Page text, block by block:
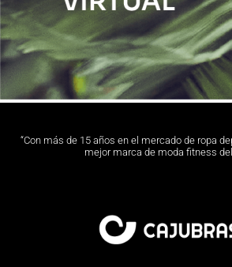
“Con más de 15 años en el mercado de ropa
mejor marca de moda fitness